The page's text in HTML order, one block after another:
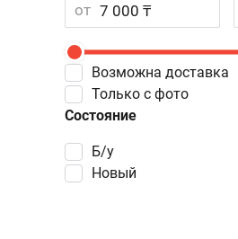
от
Возможна доставка
Состояние
Б/у
Новый
Только с фото